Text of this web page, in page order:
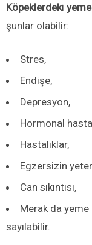
Köpeklerdeki
şunlar olabilir:
Stres,
Endişe,
Depresyon,
Hormonal
Hastalıklar,
Egzersizin
Can sıkıntısı,
Merak da yeme
sayılabilir.